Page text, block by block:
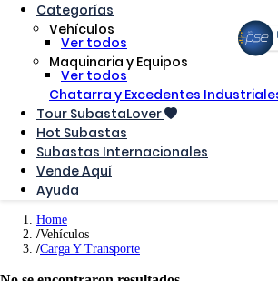
Categorías
Vehículos
Ver todos
Maquinaria y Equipos
Ver todos
Chatarra y Excedentes
Tour SubastaLover
Hot Subastas
Subastas Internacionales
Vende Aquí
Ayuda
Home
Vehículos
Carga Y Transporte